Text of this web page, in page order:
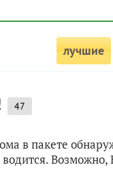
лучшие
47
в пакете
Возможно,